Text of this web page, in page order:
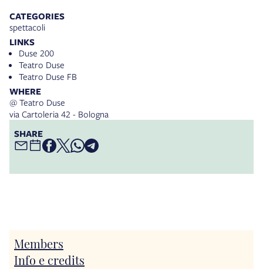
CATEGORIES
spettacoli
LINKS
Duse 200
Teatro Duse
Teatro Duse FB
WHERE
@ Teatro Duse
via Cartoleria 42 - Bologna
SHARE
Members
Info e credits